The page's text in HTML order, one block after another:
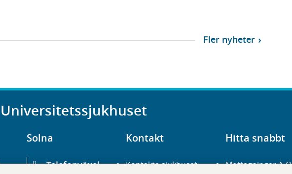
Fler nyheter
Solna
Telefonväxel
Kontakt
Kontakta sjukhuset
Hitta snabbt
Mottagningar A-Ö